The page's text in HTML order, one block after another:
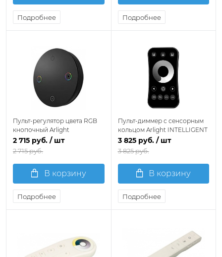
Подробнее Подробнее
Пульт-регулятор цвета RGB
кнопочный Arlight
INTELLIGENT 046479
2 715 руб. / шт
2 715 руб.
В корзину
Подробнее
Пульт-диммер с сенсорным
кольцом Arlight INTELLIGENT
061096
3 825 руб. / шт
3 825 руб.
В корзину
Подробнее